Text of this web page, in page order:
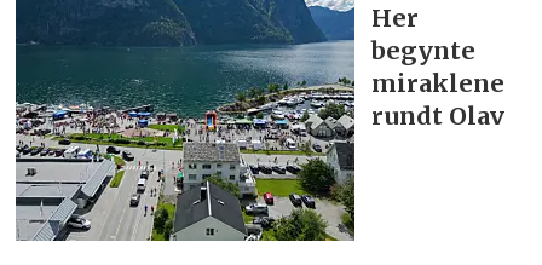
Her
begynte
miraklene
rundt Olav